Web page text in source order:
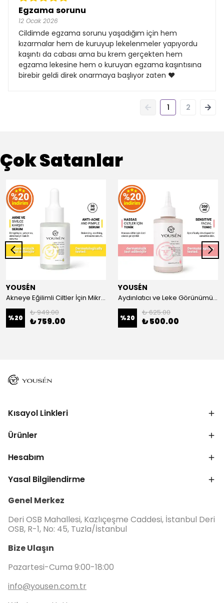
Egzama sorunu
12 Ocak 2026
Cildimde egzama sorunu yaşadığım için hem
kızarmalar hem de kuruyup lekelenmeler yapıyordu
kaşıntı da cabası ama bu krem gerçekten hem
egzama lekesine hem o kuruyan egzama kaşıntısına
birebir geldi direk onarmaya başlıyor zaten ♥️
1 2
Çok Satanlar
YOUSÉN
Akneye Eğilimli Ciltler İçin Mikrobiyom Destekleyici Akne Karşıtı Serum 30 ml
%20
₺ 949.00
₺ 759.00
YOUSÉN
Aydınlatıcı ve Leke Görünümünü Azaltmaya Yardımcı Hassas Tonik 200 ml
%20
₺ 625.00
₺ 500.00
Kısayol Linkleri
Ürünler
Hesabım
Yasal Bilgilendirme
Genel Merkez
Deri OSB Mahallesi, Kazlıçeşme Caddesi, İstanbul Deri
OSB, R-1, No: 45, Tuzla/İstanbul
Bize Ulaşın
Pazartesi-Cuma 9:00-18:00
info@yousen.com.tr